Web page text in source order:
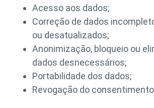
Acesso aos dados;
Correção de dados
ou desatualizados;
Anonimização, bloqueio ou
dados desnecessários;
Portabilidade dos dados;
Revogação do